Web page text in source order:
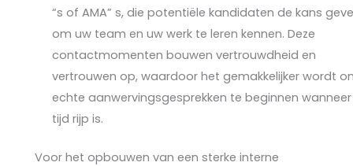
“s of AMA” s, die potentiële kandidaten de kans
om uw team en uw werk te leren kennen. Deze
contactmomenten bouwen vertrouwdheid en
vertrouwen op, waardoor het gemakkelijker wordt
echte aanwervingsgesprekken te beginnen
tijd rijp is.
Voor het opbouwen van een sterke interne